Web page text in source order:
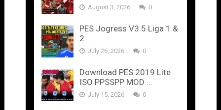
August 3, 2026 0
PES Jogress V3.5 Liga 1 &
2 …
July 26, 2026 0
Download PES 2019 Lite
ISO PPSSPP MOD …
July 15, 2026 0